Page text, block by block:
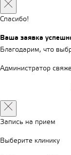
Спасибо!
Ваша заявка
Благодарим, что
Администратор
Запись на прием
Выберите клинику